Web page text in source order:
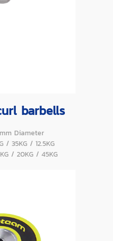
barbells
Diameter
/ 35KG / 12.5KG
/ 20KG / 45KG